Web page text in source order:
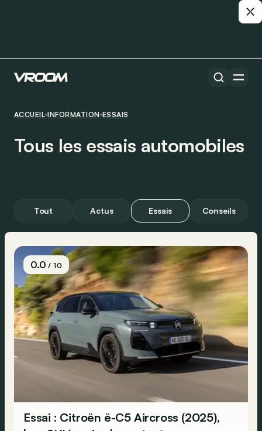
ACCUEIL INFORMATION ESSAIS
Tous les essais automobiles
Tout Actus Essais Conseils
0.0/ 10
Essai : Citroën ë-C5 Aircross (2025),